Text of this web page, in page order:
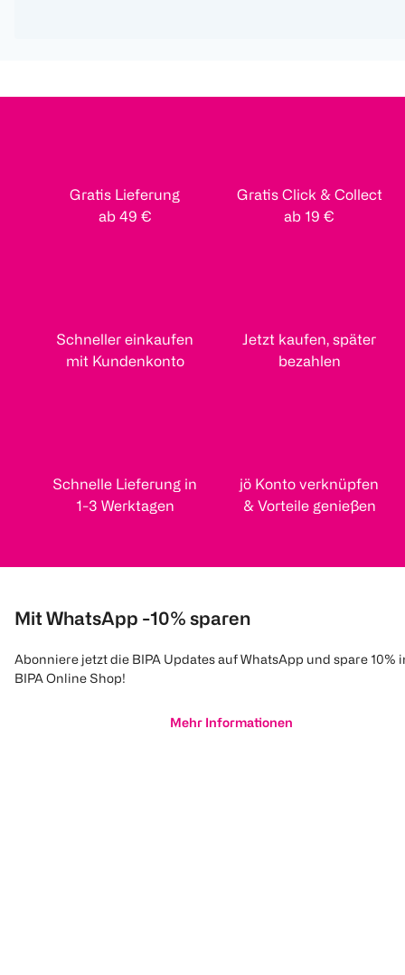
Gratis Lieferung
ab 49 €
Gratis Click & Collect
ab 19 €
Schneller einkaufen
mit Kundenkonto
Jetzt kaufen, später
bezahlen
Schnelle Lieferung in
1-3 Werktagen
jö Konto verknüpfen
& Vorteile genießen
Mit WhatsApp -10% sparen
Abonniere jetzt die BIPA Updates auf WhatsApp und spare 10%
BIPA Online Shop!
Mehr Informationen